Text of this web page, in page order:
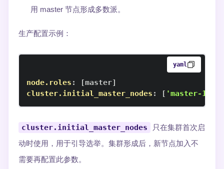
用 master 节点形成多数派。
生产配置示例：
yaml
node.roles : [master]
cluster.initial_master_nodes : [ 'master-1'
cluster.initial_master_nodes
只在集群首次启
动时使用，用于引导选举。集群形成后，新节点加入不
需要再配置此参数。